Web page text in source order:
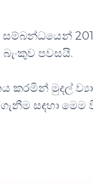
පවසයි.
කරමින් මුදල්
සඳහා මෙම